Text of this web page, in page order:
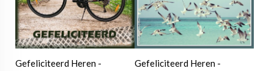
Gefeliciteerd Heren -
Gefeliciteerd Heren -